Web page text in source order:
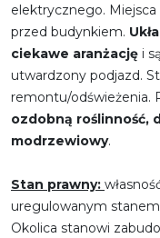
elektrycznego.
przed budynkiem.
ciekawe aranżację i
utwardzony podjazd.
remontu/odświeżenia.
ozdobną roślinność,
modrzewiowy.
Stan prawny:
uregulowanym
Okolica stanowi